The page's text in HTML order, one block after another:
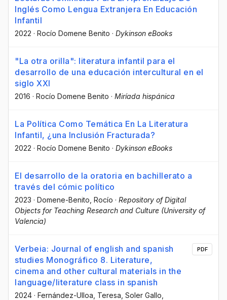
Inglés Como Lengua Extranjera En Educación
Infantil
2022 · Rocío Domene Benito · Dykinson eBooks
"La otra orilla": literatura infantil para el
desarrollo de una educación intercultural en el
siglo XXI
2016 · Rocío Domene Benito · Miríada hispánica
La Política Como Temática En La Literatura
Infantil, ¿una Inclusión Fracturada?
2022 · Rocío Domene Benito · Dykinson eBooks
El desarrollo de la oratoria en bachillerato a
través del cómic político
2023 · Domene-Benito, Rocío · Repository of Digital
Objects for Teaching Research and Culture (University of
Valencia)
Verbeia: Journal of english and spanish
studies Monográfico 8. Literature,
cinema and other cultural materials in the
language/literature class in spanish
2024 · Fernández-Ulloa, Teresa , Soler Gallo,
PDF